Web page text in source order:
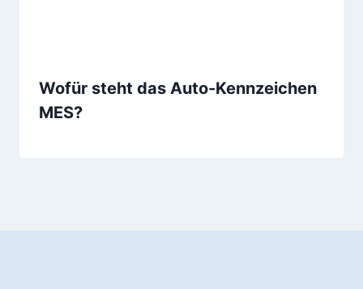
Wofür steht das Auto-Kennzeichen
MES?